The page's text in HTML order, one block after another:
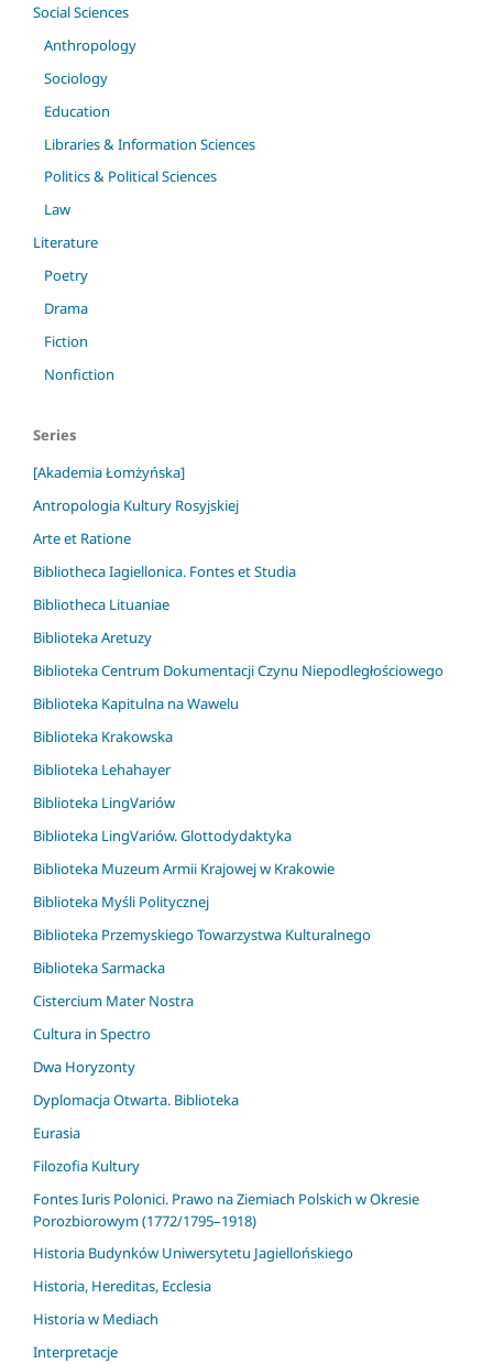
Social Sciences
Anthropology
Sociology
Education
Libraries & Information Sciences
Politics & Political Sciences
Law
Literature
Poetry
Drama
Fiction
Nonfiction
Series
[Akademia Łomżyńska]
Antropologia Kultury Rosyjskiej
Arte et Ratione
Bibliotheca Iagiellonica. Fontes et Studia
Bibliotheca Lituaniae
Biblioteka Aretuzy
Biblioteka Centrum Dokumentacji Czynu Niepodległościowego
Biblioteka Kapitulna na Wawelu
Biblioteka Krakowska
Biblioteka Lehahayer
Biblioteka LingVariów
Biblioteka LingVariów. Glottodydaktyka
Biblioteka Muzeum Armii Krajowej w Krakowie
Biblioteka Myśli Politycznej
Biblioteka Przemyskiego Towarzystwa Kulturalnego
Biblioteka Sarmacka
Cistercium Mater Nostra
Cultura in Spectro
Dwa Horyzonty
Dyplomacja Otwarta. Biblioteka
Eurasia
Filozofia Kultury
Fontes Iuris Polonici. Prawo na Ziemiach Polskich w Okresie
Porozbiorowym (1772/1795–1918)
Historia Budynków Uniwersytetu Jagiellońskiego
Historia, Hereditas, Ecclesia
Historia w Mediach
Interpretacje